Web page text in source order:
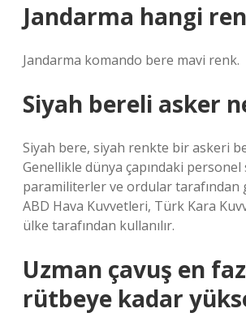
Jandarma hangi
Jandarma komando bere mavi renk.
Siyah bereli asker
Siyah bere, siyah renkte bir askeri
Genellikle dünya çapındaki personel
paramiliterler ve ordular tarafından
ABD Hava Kuvvetleri, Türk Kara
ülke tarafından kullanılır.
Uzman çavuş en
rütbeye kadar